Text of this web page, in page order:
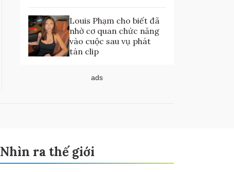
Louis Phạm cho biết đã
nhờ cơ quan chức năng
vào cuộc sau vụ phát
tán clip
ads
Nhìn ra thế giới